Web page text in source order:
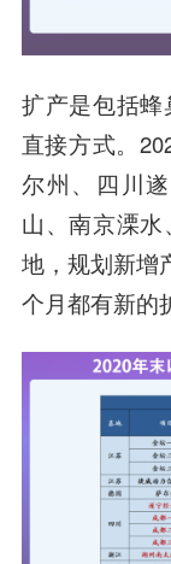
扩产是包括
直接方式。
尔州、四川
山、南京溧
地，规划新增
个月都有新的